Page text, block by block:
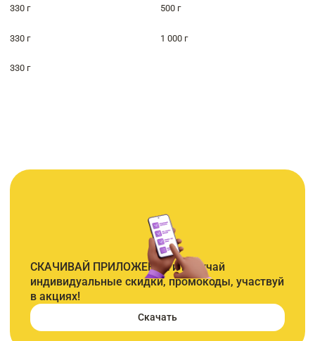
330 г 500 г
330 г 1 000 г
330 г
СКАЧИВАЙ ПРИЛОЖЕНИЕ и получай
индивидуальные скидки, промокоды, участвуй
в акциях!
Скачать